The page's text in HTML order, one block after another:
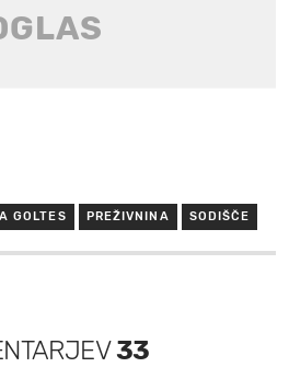
GOLTES PREŽIVNINA SODIŠČE
33